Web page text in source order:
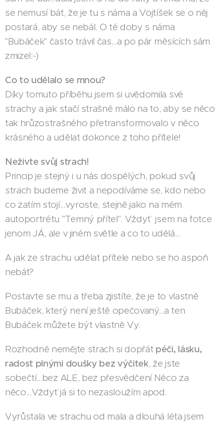
se nemusí bát, že je tu s náma a Vojtíšek se o něj
postará, aby se nebál. O té doby s náma
"Bubáček" často trávil čas...a po pár měsících sám
zmizel:-)
Co to udělalo se mnou?
Díky tomuto příběhu jsem si uvědomila své
strachy a jak stačí strašně málo na to, aby se něco
tak hrůzostrašného přetransformovalo v něco
krásného a udělat dokonce z toho přítele!
Neživte svůj strach!
Princip je stejný i u nás dospělých, pokud svůj
strach budeme živit a nepodíváme se, kdo nebo
co zatím stojí...vyroste, stejně jako na mém
autoportrétu "Temný přítel". Vždyť jsem na fotce
jenom JÁ, ale v jiném světle a co to udělá...
A jak ze strachu udělat přítele nebo se ho aspoň
nebát?
Postavte se mu a třeba zjistíte, že je to vlastně
Bubáček, který není ještě opečovaný...a ten
Bubáček můžete být vlastně Vy.
Rozhodně nemějte strach si dopřát péči, lásku,
radost plnými doušky bez výčitek, že jste
sobečtí...bez ALE, bez přesvědčení Něco za
něco...Vždyť já si to nezasloužím apod.
Vyrůstala ve strachu od mala a dlouhá léta jsem